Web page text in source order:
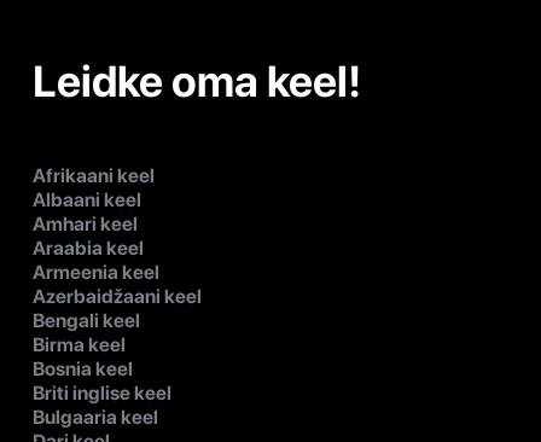
Leidke oma keel!
Afrikaani keel
Albaani keel
Amhari keel
Araabia keel
Armeenia keel
Azerbaidžaani keel
Bengali keel
Birma keel
Bosnia keel
Briti inglise keel
Bulgaaria keel